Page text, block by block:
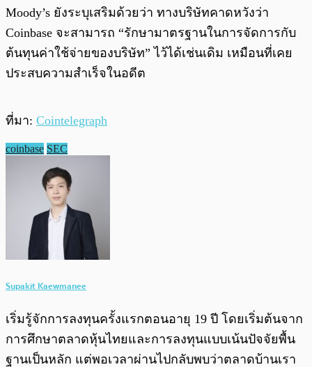
Moody’s ยังระบุเสริมด้วยว่า ทางบริษัทคาดหวังว่า
Coinbase จะสามารถ “รักษามาตรฐานในการจัดการกับ
ต้นทุนค่าใช้จ่ายของบริษัท” ไว้ได้เช่นเดิม เหมือนที่เคย
ประสบความสำเร็จในอดีต
ที่มา: Cointelegraph
coinbase SEC
Supakit Kaewmanee
เริ่มรู้จักการลงทุนครั้งแรกตอนอายุ 19 ปี โดยเริ่มต้นจาก
การศึกษาตลาดหุ้นไทยและการลงทุนแบบเน้นปัจจัยพื้น
ฐานเป็นหลัก แต่พอเวลาผ่านไปกลับพบว่าตลาดบ้านเรา